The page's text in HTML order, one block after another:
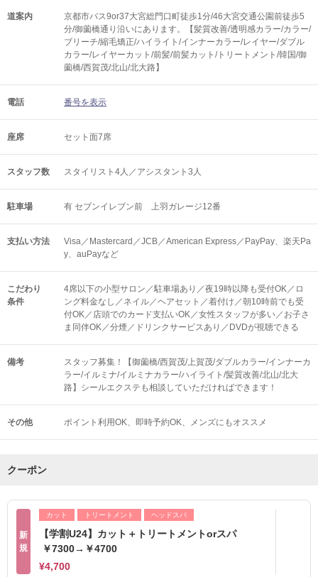
道案内
京都市バス9or37大宮総門口町徒歩1分/46大宮交通公園前徒歩5
分/御薗橋通り沿いにあります。【髪質改善/透明感カラー/カラー/
ブリーチ/縮毛矯正/ハイライト/インナーカラー/レイヤー/ダブル
カラー/レイヤーカット/前髪/前髪カット/トリートメント/韓国/御
薗橋/西賀茂/北山/北大路】
電話 番号を表示
座席 セット面7席
スタッフ数 スタイリスト4人／アシスタント3人
駐車場 有 セブンイレブン前 上羽ガレージ12番
支払い方法
Visa／Mastercard／JCB／American Express／PayPay、楽天Pa
y、auPayなど
こだわり
条件
4席以下の小型サロン／駐車場あり／夜19時以降も受付OK／ロ
ング料金なし／ネイル／ヘアセット／着付け／朝10時前でも受
付OK／店頭でのカード支払いOK／女性スタッフが多い／お子さ
ま同伴OK／分煙／ドリンクサービスあり／DVDが視聴できる
備考
スタッフ募集！【御薗橋/西賀茂/上賀茂/ダブルカラー/インナーカ
ラー/イルミナ/イルミナカラー/ハイライト/髪質改善/北山/北大
路】シールエクステも相談していただければできます！
その他 ポイント利用OK 即時予約OK メンズにもオススメ
クーポン
新
規
カット トリートメント ヘッドスパ
【学割U24】カット＋トリートメントorスパ
￥7300→￥4700
¥4,700